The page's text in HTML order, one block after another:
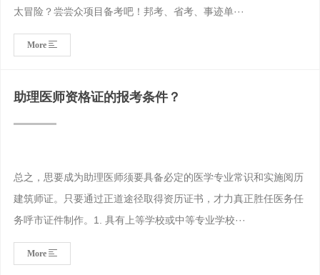
太冒险？尝尝众项目备考吧！邦考、省考、事迹单···
More
助理医师资格证的报考条件？
总之，思要成为助理医师须要具备必定的医学专业常识和实施阅历
建筑师证。只要通过正道途径取得资历证书，才力真正胜任医务任
务呼市证件制作。1. 具有上等学校或中等专业学校···
More